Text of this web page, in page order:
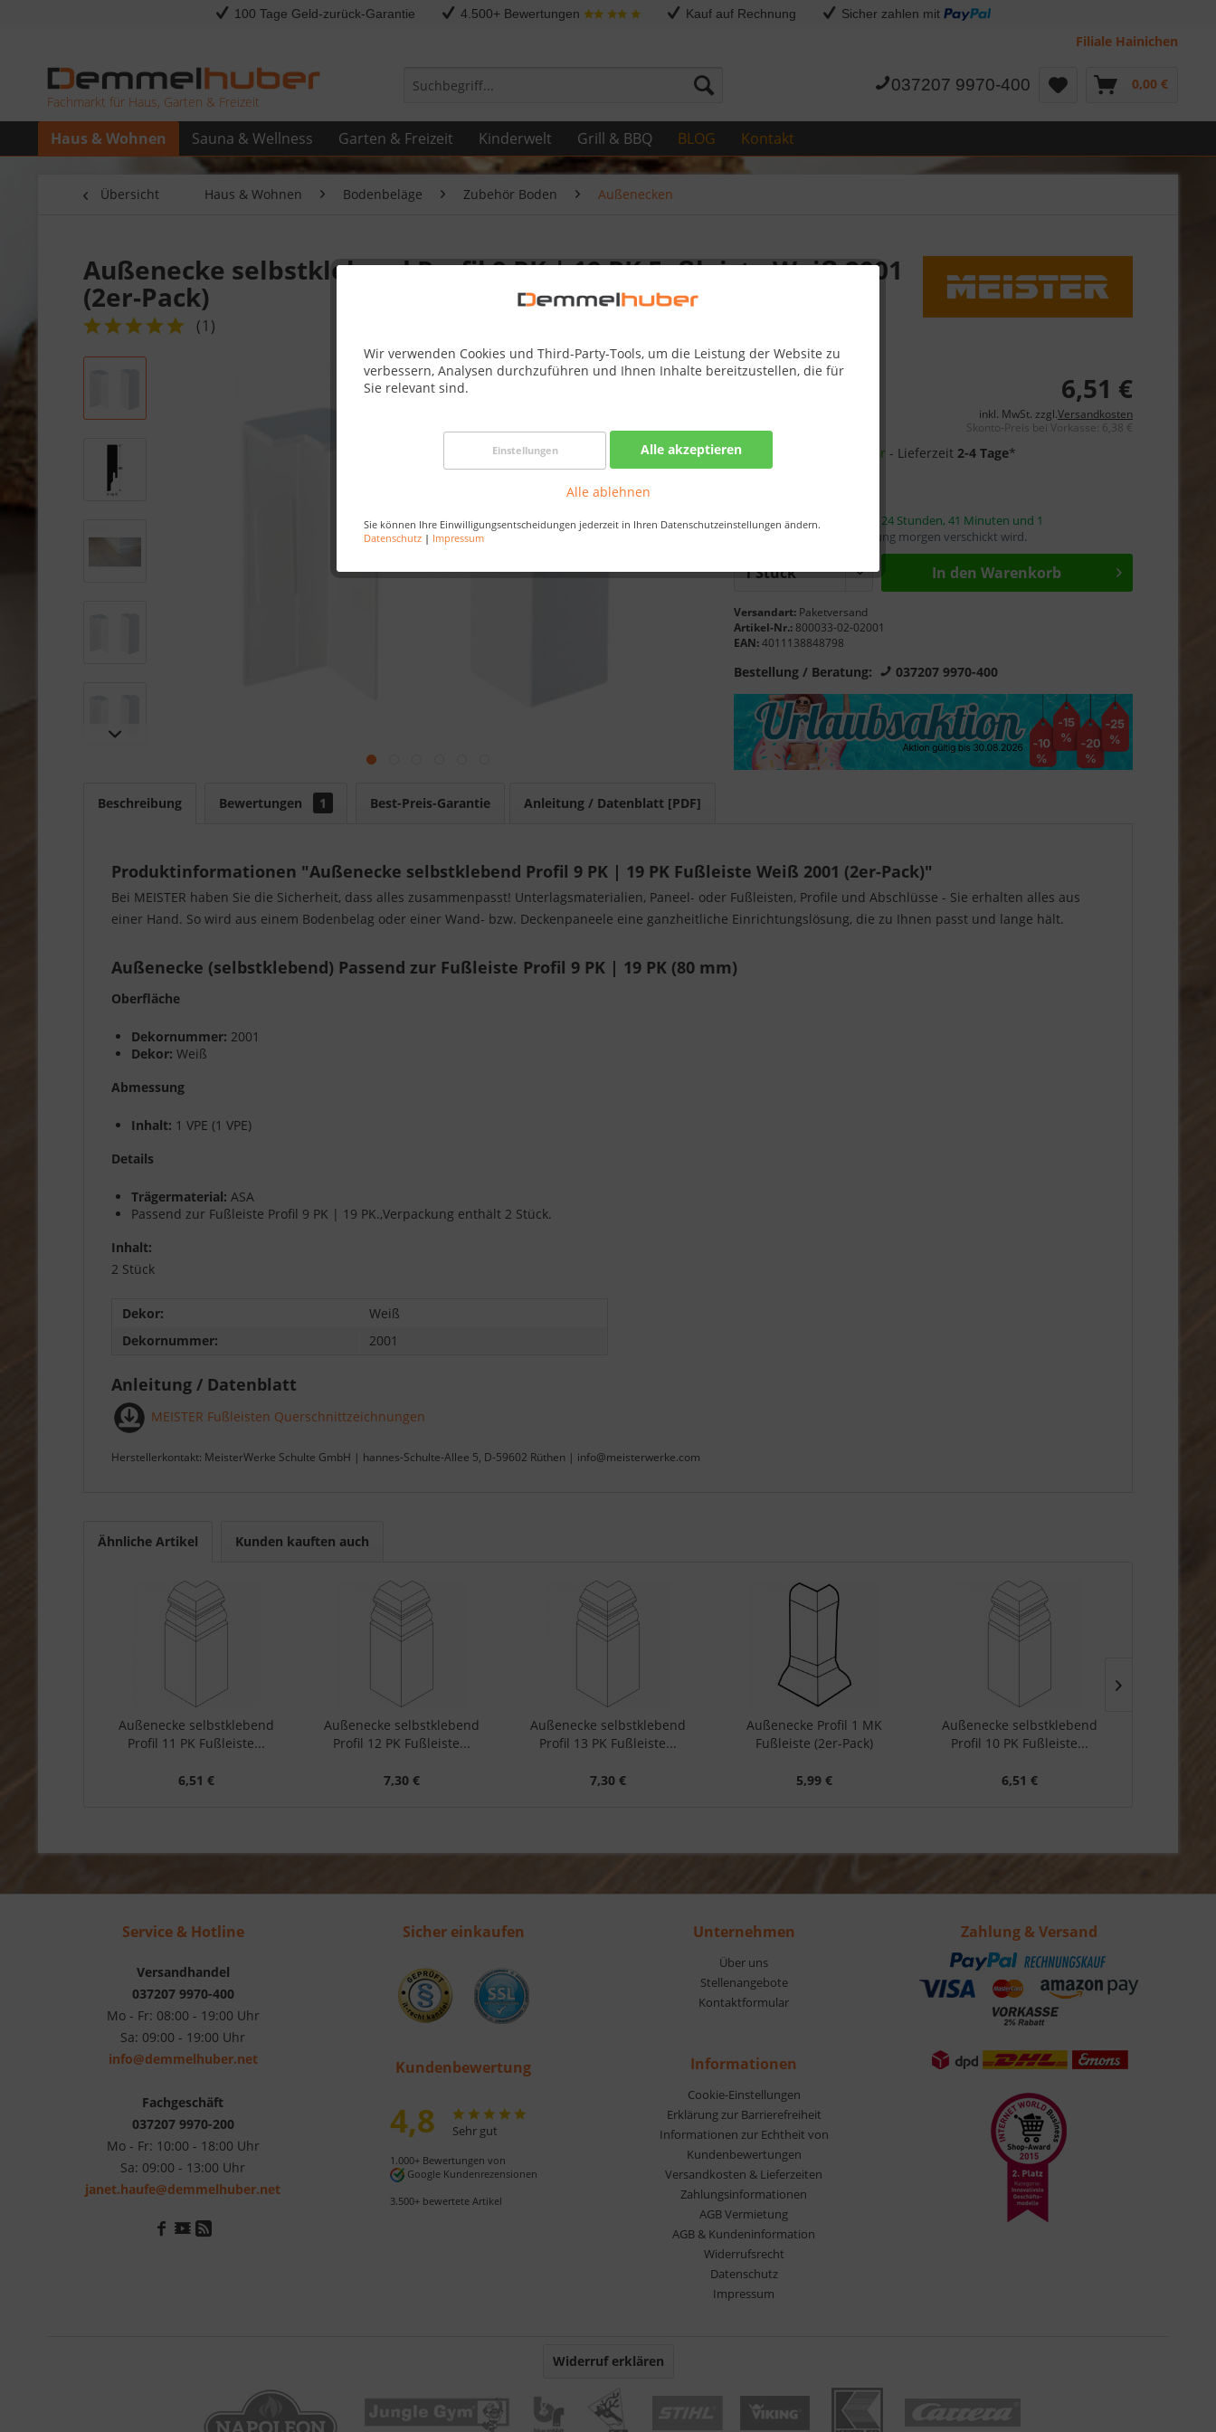
100 Tage Geld-zurück-Garantie 4.500+ Bewertungen Kauf auf Rechnung Sicher zahlen mit
Filiale Hainichen
Fachmarkt für Haus, Garten & Freizeit
037207 9970-400 0,00 €
Haus & Wohnen Sauna & Wellness Garten & Freizeit Kinderwelt Grill & BBQ BLOG Kontakt
Wir verwenden Cookies und Third-Party-Tools, um die Leistung der Website zu
verbessern, Analysen durchzuführen und Ihnen Inhalte bereitzustellen, die für
Sie relevant sind.
Einstellungen Alle akzeptieren
Alle ablehnen
Sie können Ihre Einwilligungsentscheidungen jederzeit in Ihren Datenschutzeinstellungen ändern.
Datenschutz | Impressum
Übersicht Haus & Wohnen Bodenbeläge Zubehör Boden Außenecken
Außenecke selbstklebend Profil 9 PK | 19 PK Fußleiste Weiß 2001
(2er-Pack)
(1 )
6,51 €
inkl. MwSt. zzgl.Versandkosten
Skonto-Preis bei Vorkasse: 6,38 €
Nur noch 21 auf Lager - Lieferzeit2-4 Tage*
Bestellen Sie innerhalb von 24 Stunden, 41 Minuten und 0
Sekunden
, damit die Bestellung morgen verschickt wird.
In den Warenkorb
Versandart: Paketversand
Artikel-Nr.: 800033-02-02001
EAN:4011138848798
Bestellung / Beratung: 037207 9970-400
Beschreibung Bewertungen 1 Best-Preis-Garantie Anleitung / Datenblatt [PDF]
Produktinformationen "Außenecke selbstklebend Profil 9 PK | 19 PK Fußleiste Weiß 2001 (2er-Pack)"
Bei MEISTER haben Sie die Sicherheit, dass alles zusammenpasst! Unterlagsmaterialien, Paneel- oder Fußleisten, Profile und Abschlüsse - Sie erhalten alles aus
einer Hand. So wird aus einem Bodenbelag oder einer Wand- bzw. Deckenpaneele eine ganzheitliche Einrichtungslösung, die zu Ihnen passt und lange hält.
Außenecke (selbstklebend) Passend zur Fußleiste Profil 9 PK | 19 PK (80 mm)
Oberfläche
Dekornummer: 2001
Dekor: Weiß
Abmessung
Inhalt: 1 VPE (1 VPE)
Details
Trägermaterial: ASA
Passend zur Fußleiste Profil 9 PK | 19 PK.,Verpackung enthält 2 Stück.
Inhalt:
2 Stück
Dekor:
Weiß
Dekornummer:
2001
Anleitung / Datenblatt
MEISTER Fußleisten Querschnittzeichnungen
Herstellerkontakt: MeisterWerke Schulte GmbH | hannes-Schulte-Allee 5, D-59602 Rüthen | info@meisterwerke.com
Ähnliche Artikel Kunden kauften auch
Außenecke selbstklebend
Profil 11 PK Fußleiste...
6,51 €
Außenecke selbstklebend
Profil 12 PK Fußleiste...
7,30 €
Außenecke selbstklebend
Profil 13 PK Fußleiste...
7,30 €
Außenecke Profil 1 MK
Fußleiste (2er-Pack)
5,99 €
Außenecke selbstklebend
Profil 10 PK Fußleiste...
6,51 €
Service & Hotline
Versandhandel
037207 9970-400
Mo - Fr: 08:00 - 19:00 Uhr
Sa: 09:00 - 19:00 Uhr
info@demmelhuber.net
Fachgeschäft
037207 9970-200
Mo - Fr: 10:00 - 18:00 Uhr
Sa: 09:00 - 13:00 Uhr
janet.haufe@demmelhuber.net
Sicher einkaufen
Kundenbewertung
4,8 Sehr gut
1.000+ Bewertungen von
Google Kundenrezensionen
3.500+ bewertete Artikel
Unternehmen
Über uns
Stellenangebote
Kontaktformular
Informationen
Cookie-Einstellungen
Erklärung zur Barrierefreiheit
Informationen zur Echtheit von
Kundenbewertungen
Versandkosten & Lieferzeiten
Zahlungsinformationen
AGB Vermietung
AGB & Kundeninformation
Widerrufsrecht
Datenschutz
Impressum
Zahlung & Versand
Widerruf erklären